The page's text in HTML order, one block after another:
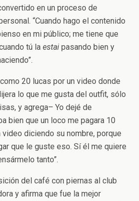
en un proceso de
“Cuando hago el contenido
en mi público; me tiene que
tú la estai pasando bien y
20 lucas por un video donde
lo que me gusta del outfit, sólo
y agrega– Yo dejé de
bien que un loco me pagara 10
video diciendo su nombre, porque
que le guste eso. Sí él me quiere
tanto”.
del café con piernas al club
y afirma que fue la mejor